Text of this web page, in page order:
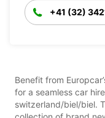
+41 (32)
Benefit from
for a seamless car
switzerland/biel/biel.